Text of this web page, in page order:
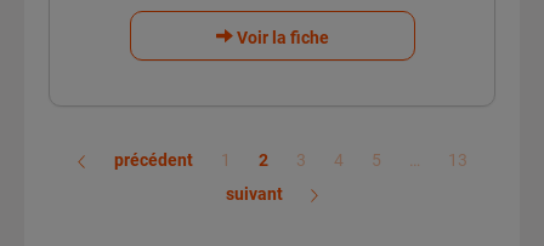
Voir la fiche
précédent 1 2 3 4 5 …
13
suivant